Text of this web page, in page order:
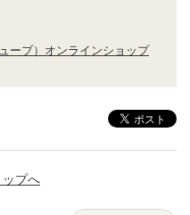
ーブ）オンラインショップ
プへ